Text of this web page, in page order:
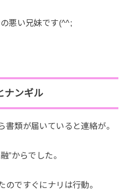
悪い兄妹です(^^;
ナンギル
書類が届いていると連絡が。
”からでした。
のですぐにナリは行動。